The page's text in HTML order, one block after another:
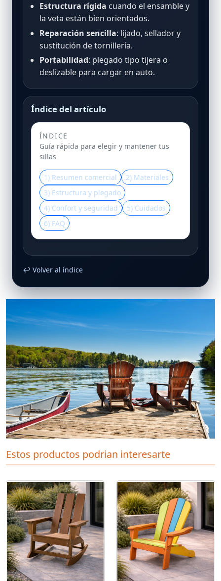
Estructura rígida cuando el ensamble y
la veta están bien orientados.
Reparación sencilla: lijado, sellador y
sustitución de tornillería.
Portabilidad: plegado tipo tijera o
deslizable para cargar en auto.
Índice del artículo
ÍNDICE
Guía rápida para elegir y mantener tus
sillas
1) Resumen comercial
2) Materiales
3) Estructura y plegado
4) Confort y seguridad
5) Cuidados
6) FAQ
↩ Volver al índice
Estos productos podrian interesarte